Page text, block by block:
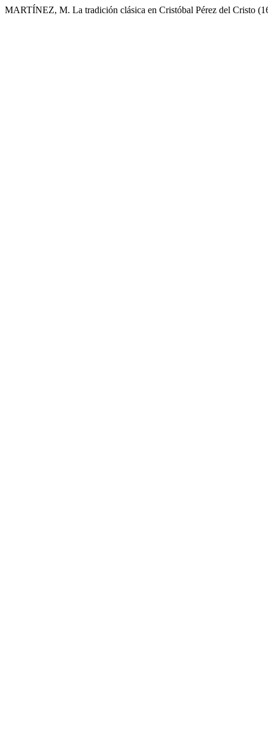
MARTÍNEZ, M. La tradición clásica en Cristóbal Pérez del Cristo